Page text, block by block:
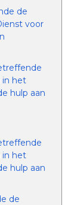
de
voor
in het
hulp aan
in het
hulp aan
de